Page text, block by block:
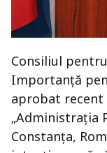
Consiliul
Importanță
aprobat recent
„Administrația
Constanța,